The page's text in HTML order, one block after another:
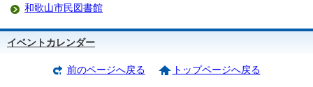
和歌山市民図書館
イベントカレンダー
前のページへ戻る トップページへ戻る